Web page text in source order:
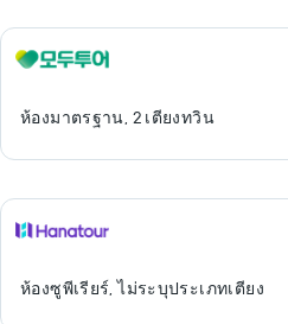
ห้องมาตรฐาน, 2 เตียงทวิน
ห้องซูพีเรียร์, ไม่ระบุประเภทเตียง